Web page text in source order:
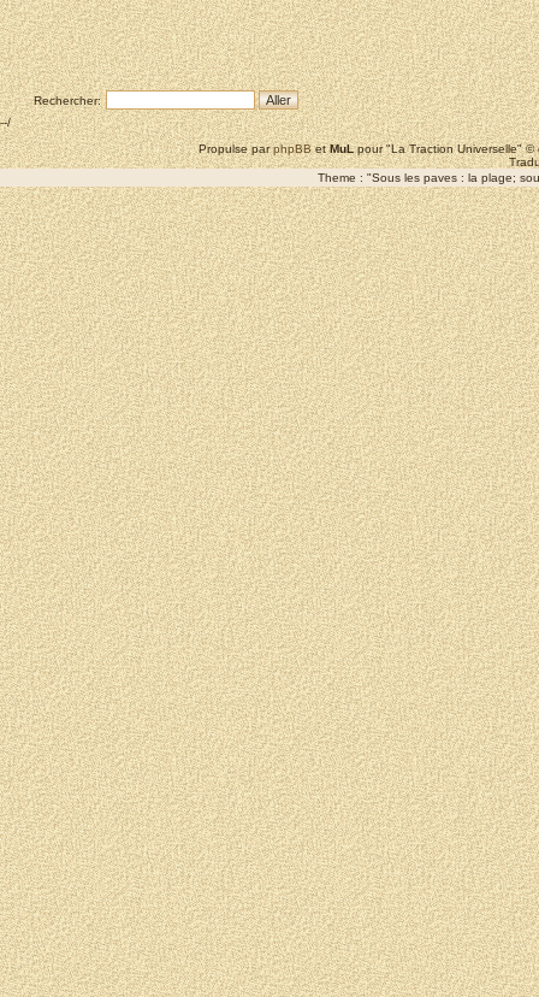
Rechercher:
--/
Propulse parphpBBetMuLpour "La Traction Universelle"
Theme : "Sous les paves : la plage;